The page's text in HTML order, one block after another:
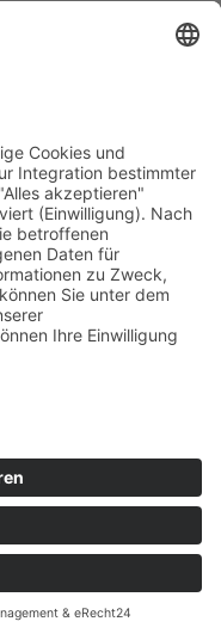
MS
Gott“- Arbeitskreis 2027
christlicher und
oder
voneinander lernen und
einer
vorher
sind herzlich